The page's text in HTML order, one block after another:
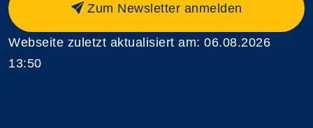
Zum Newsletter anmelden
Webseite zuletzt aktualisiert am: 06.08.2026
13:50